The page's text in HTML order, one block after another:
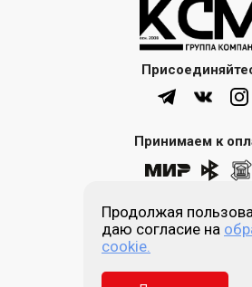
Принимаем к
8 (861) 205-
Звонок бесплатный
Продолжая
даю согласие на
cookie.